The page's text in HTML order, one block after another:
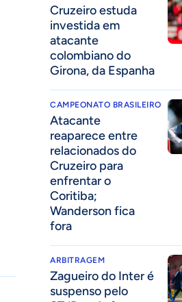
Cruzeiro estuda
investida em
atacante
colombiano do
Girona, da Espanha
CAMPEONATO BRASILEIRO
Atacante
reaparece entre
relacionados do
Cruzeiro para
enfrentar o
Coritiba;
Wanderson fica
fora
ARBITRAGEM
Zagueiro do Inter é
suspenso pelo